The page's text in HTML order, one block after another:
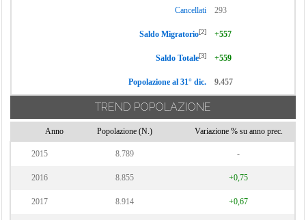
Cancellati 293
Saldo Migratorio[2] +557
Saldo Totale[3] +559
Popolazione al 31° dic. 9.457
TREND POPOLAZIONE
Anno Popolazione (N.) Variazione % su anno prec.
2015 8.789 -
2016 8.855 +0,75
2017 8.914 +0,67